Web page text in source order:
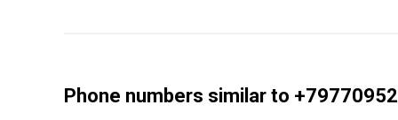
Phone numbers similar to